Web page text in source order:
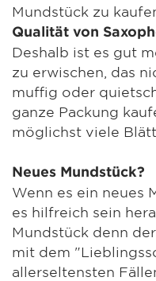
Mundstück zu
Qualität von
Deshalb ist es gut
zu erwischen, das
muffig oder
ganze Packung
möglichst viele
Neues Mundstück?
Wenn es ein neues
es hilfreich sein
Mundstück denn
mit dem
allerseltensten